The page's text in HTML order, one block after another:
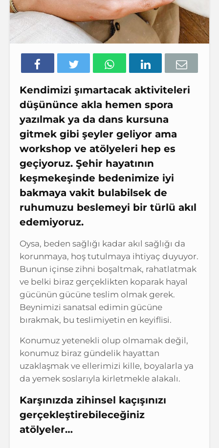
Kendimizi şımartacak aktiviteleri
düşününce akla hemen spora
yazılmak ya da dans kursuna
gitmek gibi şeyler geliyor ama
workshop ve atölyeleri hep es
geçiyoruz. Şehir hayatının
keşmekeşinde bedenimize iyi
bakmaya vakit bulabilsek de
ruhumuzu beslemeyi bir türlü akıl
edemiyoruz.
Oysa, beden sağlığı kadar akıl sağlığı da
korunmaya, hoş tutulmaya ihtiyaç duyuyor.
Bunun içinse zihni boşaltmak, rahatlatmak
ve belki biraz gerçeklikten koparak hayal
gücünün gücüne teslim olmak gerek.
Beynimizi sanatsal edimin gücüne
bırakmak, bu teslimiyetin en keyiflisi.
Konumuz yetenekli olup olmamak değil,
konumuz biraz gündelik hayattan
uzaklaşmak ve ellerimizi kille, boyalarla ya
da yemek soslarıyla kirletmekle alakalı.
Karşınızda zihinsel kaçışınızı
gerçekleştirebileceğiniz
atölyeler…